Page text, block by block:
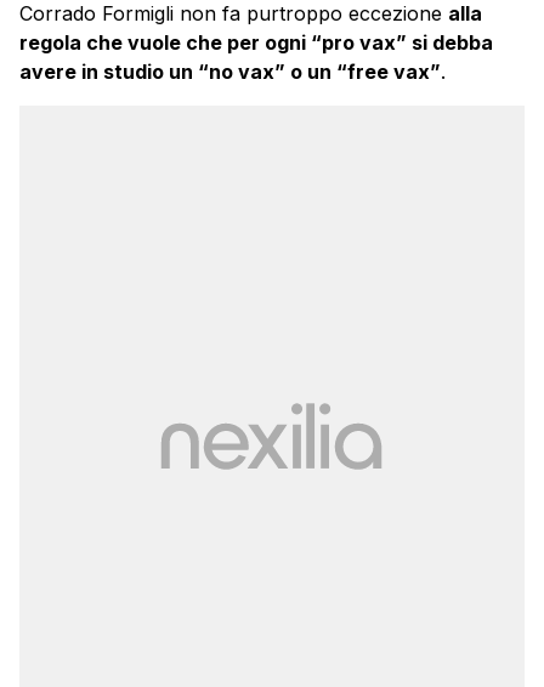
Corrado Formigli non fa purtroppo eccezione alla
regola che vuole che per ogni “pro vax” si debba
avere in studio un “no vax” o un “free vax”.